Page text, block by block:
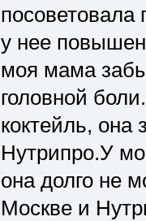
у нее
моя мама
головной
коктейль, она
Нутрипро.У
она долго не
Москве и